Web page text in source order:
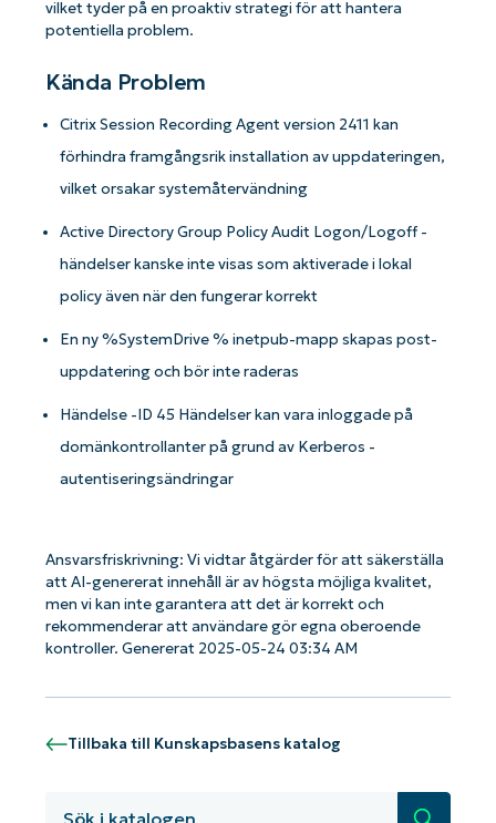
vilket tyder på en proaktiv strategi för att hantera
potentiella problem.
Kända Problem
Citrix Session Recording Agent version 2411 kan
förhindra framgångsrik installation av uppdateringen,
vilket orsakar systemåtervändning
Active Directory Group Policy Audit Logon/Logoff -
händelser kanske inte visas som aktiverade i lokal
policy även när den fungerar korrekt
En ny %SystemDrive % inetpub-mapp skapas post-
uppdatering och bör inte raderas
Händelse -ID 45 Händelser kan vara inloggade på
domänkontrollanter på grund av Kerberos -
autentiseringsändringar
Ansvarsfriskrivning: Vi vidtar åtgärder för att säkerställa
att AI-genererat innehåll är av högsta möjliga kvalitet,
men vi kan inte garantera att det är korrekt och
rekommenderar att användare gör egna oberoende
kontroller. Genererat 2025-05-24 03:34 AM
Tillbaka till Kunskapsbasens katalog
Sök